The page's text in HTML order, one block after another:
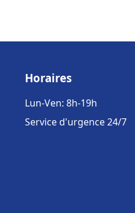
Horaires
Lun-Ven: 8h-19h
Service d'urgence 24/7